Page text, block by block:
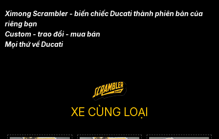
Ximong Scrambler - biến chiếc Ducati thành phiên bản của
riêng bạn
Custom - trao đổi - mua bán
Mọi thứ về Ducati
XE CÙNG LOẠI